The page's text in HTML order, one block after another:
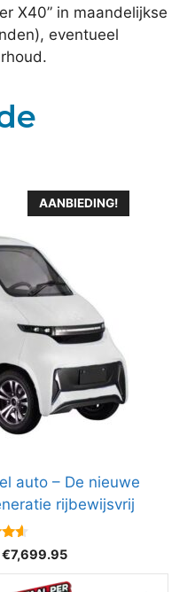
X40” in maandelijkse
eventueel
AANBIEDING!
auto – De nieuwe
rijbewijsvrij
Oorspronkelijke
prijs
€7,699.95Huidige
prijs